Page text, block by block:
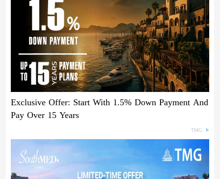
Exclusive Offer: Start With 1.5% Down Payment And
Pay Over 15 Years
TMG